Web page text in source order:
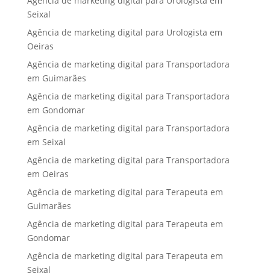
Seixal
Agência de marketing digital para Urologista em
Oeiras
Agência de marketing digital para Transportadora
em Guimarães
Agência de marketing digital para Transportadora
em Gondomar
Agência de marketing digital para Transportadora
em Seixal
Agência de marketing digital para Transportadora
em Oeiras
Agência de marketing digital para Terapeuta em
Guimarães
Agência de marketing digital para Terapeuta em
Gondomar
Agência de marketing digital para Terapeuta em
Seixal